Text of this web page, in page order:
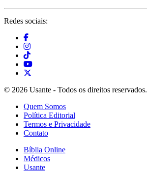
Redes sociais:
© 2026 Usante - Todos os direitos reservados.
Quem Somos
Política Editorial
Termos e Privacidade
Contato
Bíblia Online
Médicos
Usante